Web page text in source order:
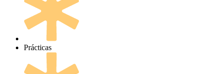
Prácticas